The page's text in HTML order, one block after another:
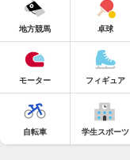
地方競馬 卓球
モーター フィギュア
自転車 学生スポーツ